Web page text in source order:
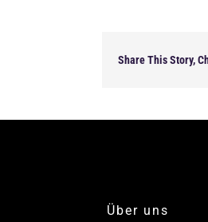
Share This Story,
Über uns